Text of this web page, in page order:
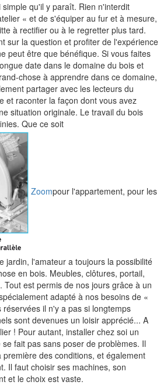
qu'il y paraît. Rien n'interdit
« et de s'équiper au fur et à mesure,
à rectifier ou à le regretter plus tard.
sur la question et profiter de l'expérience
peut être que bénéfique. Si vous faites
date dans le domaine du bois et
chose à apprendre dans ce domaine,
partager avec les lecteurs du
et raconter la façon dont vous avez
situation originale. Le travail du bois
Que ce soit
Zoompour l'appartement, pour les
jardin, l'amateur a toujours la possibilité
en bois. Meubles, clôtures, portail,
Tout est permis de nos jours grâce à un
adapté à nos besoins de «
il n'y a pas si longtemps
sont devenues un loisir apprécié... A
! Pour autant, installer chez soi un
fait pas sans poser de problèmes. Il
des conditions, et également
Il faut choisir ses machines, son
et le choix est vaste.